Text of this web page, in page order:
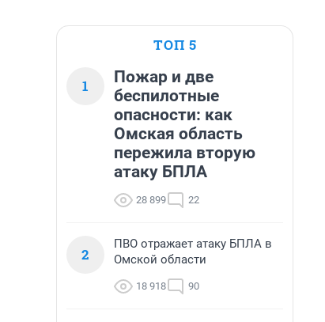
ТОП 5
1
Пожар и две
беспилотные
опасности: как
Омская область
пережила вторую
атаку БПЛА
28 899 22
2
ПВО отражает атаку БПЛА в
Омской области
18 918 90